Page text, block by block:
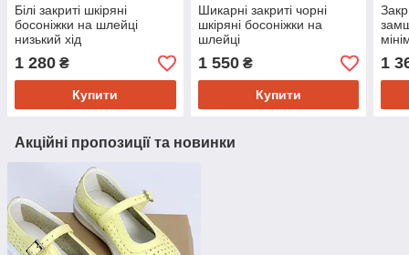
Білі закриті шкіряні
босоніжки на шлейці
низький хід
1 280 ₴
Купити
Шикарні закриті чорні
шкіряні босоніжки на
шлейці
1 550₴
Купити
1
Акційні пропозиції та новинки